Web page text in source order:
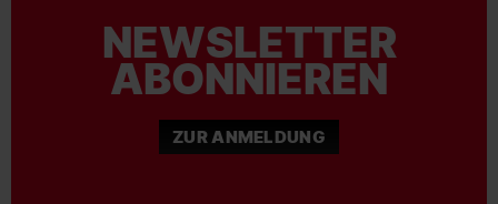
NEWSLETTER
ABONNIEREN
ZUR ANMELDUNG